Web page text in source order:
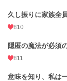
久し振りに家族全
810
隠匿の魔法が必須
811
意味を知り、私は